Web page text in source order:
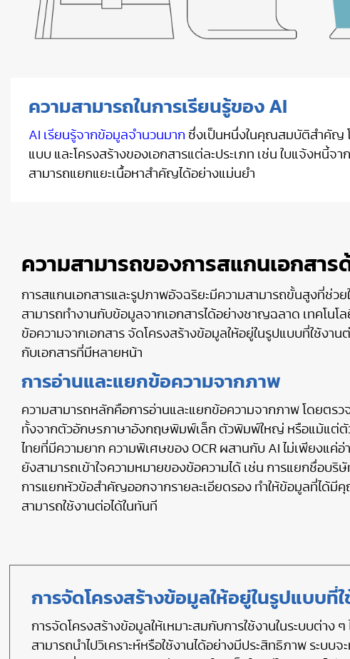
ความสามารถในการเรียนรู้ของ AI
AI เรียนรู้จากข้อมูลจำนวนมาก ซึ่งเป็นหนึ่งในคุณสมบัติสำคัญ โ
แบบ และโครงสร้างของเอกสารแต่ละประเภท เช่น ใบแจ้งหนี้
สามารถแยกแยะเนื้อหาสำคัญได้อย่างแม่นยำ
ความสามารถของการสแกนเอกสาร
การสแกนเอกสารและรูปภาพอัจฉริยะมีความสามารถขั้นสูงที่ช่วย
สามารถทำงานกับข้อมูลจากเอกสารได้อย่างชาญฉลาด เทคโนโ
ข้อความจากเอกสาร จัดโครงสร้างข้อมูลให้อยู่ในรูปแบบที่ใช้งาน
กับเอกสารที่มีหลายหน้า
การอ่านและแยกข้อความจากภาพ
ความสามารถหลักคือการอ่านและแยกข้อความจากภาพ โดยตรว
ทั้งจากตัวอักษรภาษาอังกฤษพิมพ์เล็ก ตัวพิมพ์ใหญ่ หรือแม้แต่ตั
ไทยที่มีความยาก ความพิเศษของ OCR ผสานกับ AI ไม่เพียงแค่
ยังสามารถเข้าใจความหมายของข้อความได้ เช่น การแยกชื่อบริ
การแยกหัวข้อสำคัญออกจากรายละเอียดรอง ทำให้ข้อมูลที่ได้มี
สามารถใช้งานต่อได้ในทันที
การจัดโครงสร้างข้อมูลให้อยู่ในรูปแบบที่ใ
การจัดโครงสร้างข้อมูลให้เหมาะสมกับการใช้งานในระบบต่าง
สามารถนำไปวิเคราะห์หรือใช้งานได้อย่างมีประสิทธิภาพ ระ